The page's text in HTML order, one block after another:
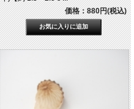
価格：880円(税込)